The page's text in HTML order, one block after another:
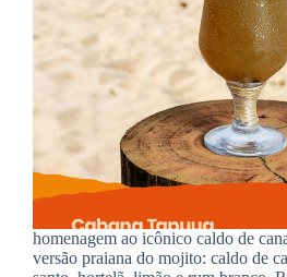
homenagem ao icônico caldo de
versão praiana do mojito: caldo de